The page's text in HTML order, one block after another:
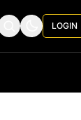
LOGIN